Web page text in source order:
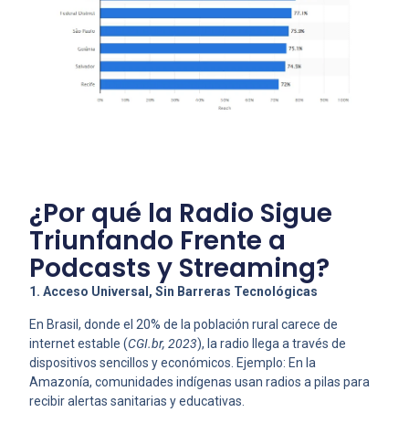
¿Por qué la Radio Sigue
Triunfando Frente a
Podcasts y Streaming?
1. Acceso Universal, Sin Barreras Tecnológicas
En Brasil, donde el 20% de la población rural carece de
internet estable (CGI.br, 2023), la radio llega a través de
dispositivos sencillos y económicos. Ejemplo: En la
Amazonía, comunidades indígenas usan radios a pilas para
recibir alertas sanitarias y educativas.